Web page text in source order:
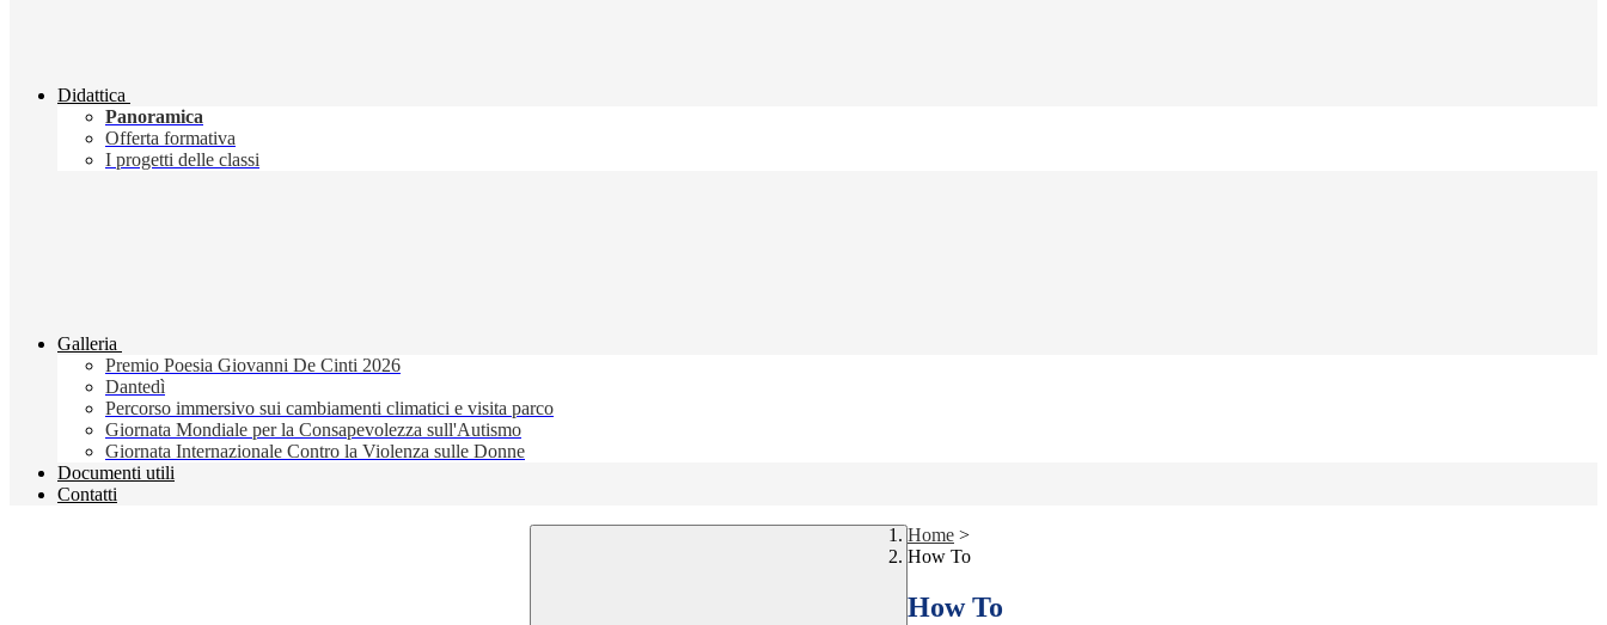
Didattica
Panoramica
Offerta formativa
I progetti delle classi
Galleria
Premio Poesia Giovanni De Cinti 2026
Dantedì
Percorso immersivo sui cambiamenti climatici e visita parco
Giornata Mondiale per la Consapevolezza sull'Autismo
Giornata Internazionale Contro la Violenza sulle Donne
Documenti utili
Contatti
Home >
How To
How To